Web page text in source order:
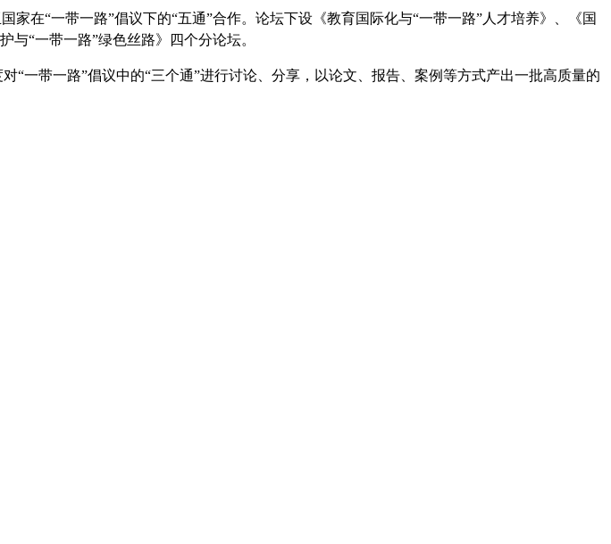
家在“一带一路”倡议下的“五通”合作。论坛下设《教育国际化与“一带一路”人才培养》、《国
与“一带一路”绿色丝路》四个分论坛。
对“一带一路”倡议中的“三个通”进行讨论、分享，以论文、报告、案例等方式产出一批高质量的